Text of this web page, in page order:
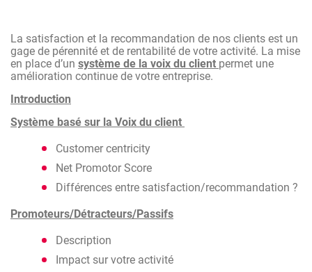
La satisfaction et la recommandation de nos clients est un
gage de pérennité et de rentabilité de votre activité. La mise
en place d’un système de la voix du client permet une
amélioration continue de votre entreprise.
Introduction
Système basé sur la Voix du client
Customer centricity
Net Promotor Score
Différences entre satisfaction/recommandation ?
Promoteurs/Détracteurs/Passifs
Description
Impact sur votre activité